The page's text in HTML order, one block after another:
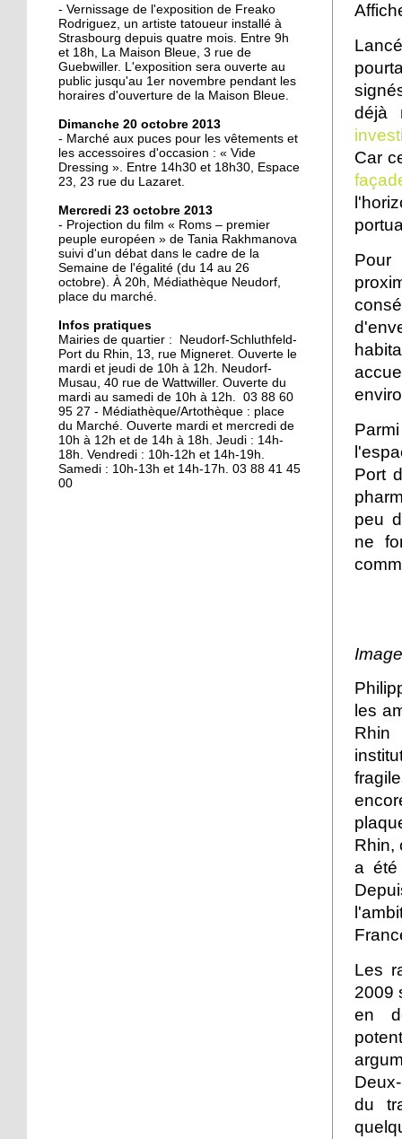
Christian Wahl obtient la
baguette d'or 2013
11 octobre 2013
la tête de la grande
mosquée
11 octobre 2013
500 roses offertes aux
Neudorfois
11 octobre 2013
Les cycles éphémères
d'un brasseur
authentique
11 octobre 2013
S'éclairer pour l'hiver à
Vélostation
10 octobre 2013
Les étudiants en
- Vernissage de l'exposition de Freako
Rodriguez, un artiste tatoueur installé à
Strasbourg depuis quatre mois. Entre 9h
et 18h, La Maison Bleue, 3 rue de
Guebwiller. L'exposition sera ouverte au
public jusqu'au 1er novembre pendant les
horaires d'ouverture de la Maison Bleue.
Dimanche 20 octobre 2013
- Marché aux puces pour les vêtements et
les accessoires d'occasion : « Vide
Dressing ». Entre 14h30 et 18h30, Espace
23, 23 rue du Lazaret.
Mercredi 23 octobre 2013
- Projection du film « Roms – premier
peuple européen » de Tania Rakhmanova
suivi d'un débat dans le cadre de la
Semaine de l'égalité (du 14 au 26
octobre). À 20h, Médiathèque Neudorf,
place du marché.
Infos pratiques
Mairies de quartier : Neudorf-Schluthfeld-
Port du Rhin, 13, rue Migneret. Ouverte le
mardi et jeudi de 10h à 12h. Neudorf-
Musau, 40 rue de Wattwiller. Ouverte du
mardi au samedi de 10h à 12h. 03 88 60
95 27 - Médiathèque/Artothèque : place
du Marché. Ouverte mardi et mercredi de
10h à 12h et de 14h à 18h. Jeudi : 14h-
18h. Vendredi : 10h-12h et 14h-19h.
Samedi : 10h-13h et 14h-17h. 03 88 41 45
00
déjà
Car
Pour
Port
peu
ne
les
Rhin
Rhin,
a été
Les
2009
en
du